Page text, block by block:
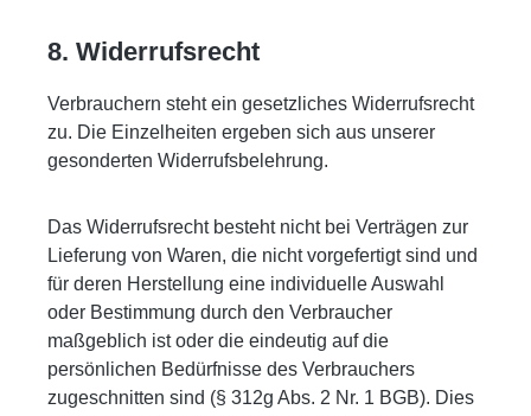
8. Widerrufsrecht
Verbrauchern steht ein gesetzliches Widerrufsrecht
zu. Die Einzelheiten ergeben sich aus unserer
gesonderten Widerrufsbelehrung.
Das Widerrufsrecht besteht nicht bei Verträgen zur
Lieferung von Waren, die nicht vorgefertigt sind und
für deren Herstellung eine individuelle Auswahl
oder Bestimmung durch den Verbraucher
maßgeblich ist oder die eindeutig auf die
persönlichen Bedürfnisse des Verbrauchers
zugeschnitten sind (§ 312g Abs. 2 Nr. 1 BGB). Dies